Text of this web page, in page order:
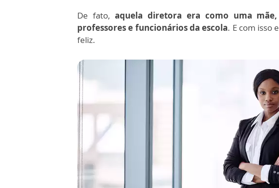
De fato, aquela diretora era como uma
professores e funcionários da escola. E com isso
feliz.